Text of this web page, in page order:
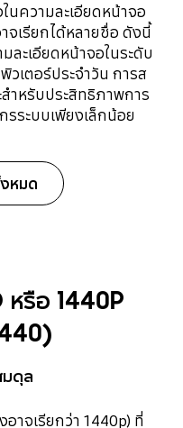
นความละเอียดหน้าจอ
จเรียกได้หลายชื่อ ดังนี้
ละเอียดหน้าจอในระดับ
เตอร์ประจำวัน การส
สำหรับประสิทธิภาพการ
ระบบเพียงเล็กน้อย
หมด
หรือ 1440P
มดุล
าจเรียกว่า 1440p) ที่